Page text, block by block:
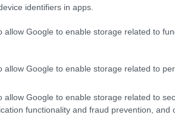
identifiers in apps.
allow Google to enable storage related to
allow Google to enable storage related to
allow Google to enable storage related to
functionality and fraud prevention, and
να μιλάει για «25
Φτάνει δε σε σημείο
που ξέσπασαν στονΈβρο
τόνο: «Κοιμόμαστε.
έχω μέσα στο τρέιλερ».